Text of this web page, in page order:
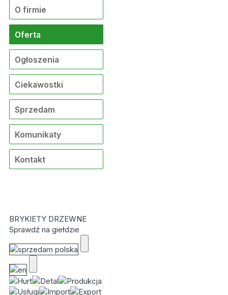
O firmie
Oferta
Ogłoszenia
Ciekawostki
Sprzedam
Komunikaty
Kontakt
BRYKIETY DRZEWNE
Sprawdź na giełdzie